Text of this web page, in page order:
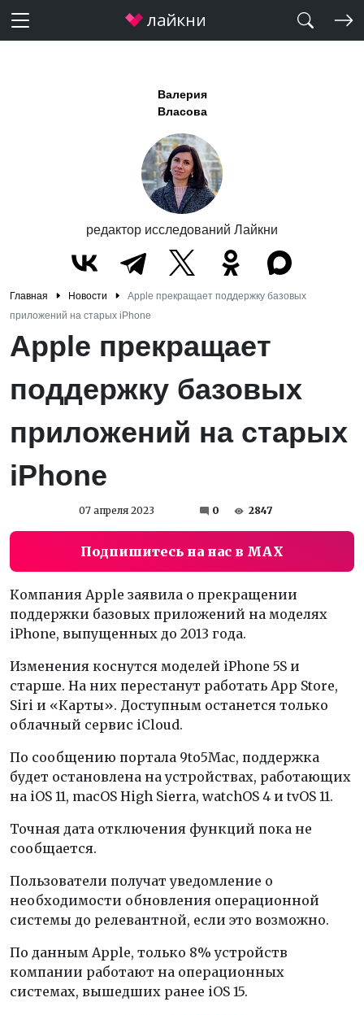
Валерия
Власова
редактор исследований Лайкни
Главная Новости
Apple прекращает поддержку базовых
приложений на старых iPhone
Apple прекращает
поддержку базовых
приложений на старых
iPhone
07 апреля 2023 0 2847
Подпишитесь на нас в MAX
Компания Apple заявила о прекращении
поддержки базовых приложений на моделях
iPhone, выпущенных до 2013 года.
Изменения коснутся моделей iPhone 5S и
старше. На них перестанут работать App Store,
Siri и «Карты». Доступным останется только
облачный сервис iCloud.
По сообщению портала 9to5Mac, поддержка
будет остановлена на устройствах, работающих
на iOS 11, macOS High Sierra, watchOS 4 и tvOS 11.
Точная дата отключения функций пока не
сообщается.
Пользователи получат уведомление о
необходимости обновления операционной
системы до релевантной, если это возможно.
По данным Apple, только 8% устройств
компании работают на операционных
системах, вышедших ранее iOS 15.